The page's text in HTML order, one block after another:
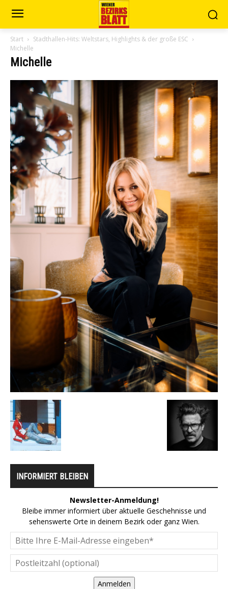
Start
Stadthallen-Hits: Weltstars, Highlights & der große ESC
Michelle
Michelle
INFORMIERT BLEIBEN
Newsletter-Anmeldung!
Bleibe immer informiert über aktuelle Geschehnisse und
sehenswerte Orte in deinem Bezirk oder ganz Wien.
Anmelden